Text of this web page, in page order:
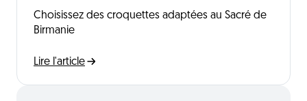
Choisissez des croquettes adaptées au Sacré de
Birmanie
Lire l'article